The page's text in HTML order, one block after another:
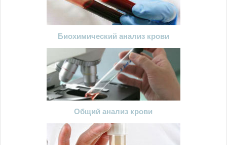
Биохимический анализ крови
Общий анализ крови